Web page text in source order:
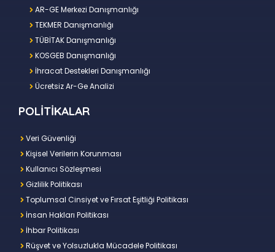
AR-GE Merkezi Danışmanlığı
TEKMER Danışmanlığı
TÜBİTAK Danışmanlığı
KOSGEB Danışmanlığı
İhracat Destekleri Danışmanlığı
Ücretsiz Ar-Ge Analizi
POLİTİKALAR
Veri Güvenliği
Kişisel Verilerin Korunması
Kullanıcı Sözleşmesi
Gizlilik Politikası
Toplumsal Cinsiyet ve Fırsat Eşitliği Politikası
İnsan Hakları Politikası
İhbar Politikası
Rüşvet ve Yolsuzlukla Mücadele Politikası